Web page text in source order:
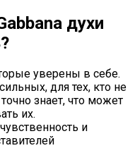
духи
уверены в себе.
для тех, кто не
знает, что может
их.
и